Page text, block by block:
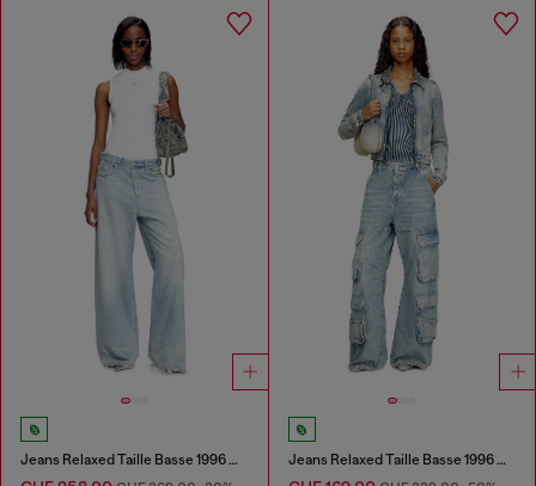
Jeans Relaxed Taille Basse 1996 D-Sire Jeans Relaxed Taille Basse 1996 D-Sire